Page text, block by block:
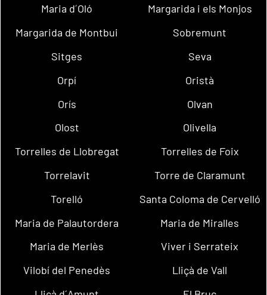
Maria d´Oló
Margarida i els Monjos
Margarida de Montbui
Sobremunt
Sitges
Seva
Orpí
Oristà
Orís
Olvan
Olost
Olivella
Torrelles de Llobregat
Torrelles de Foix
Torrelavit
Torre de Claramunt
Torelló
Santa Coloma de Cervelló
Maria de Palautordera
Maria de Miralles
Maria de Merlès
Viver i Serrateix
Vilobí del Penedès
Lliçà de Vall